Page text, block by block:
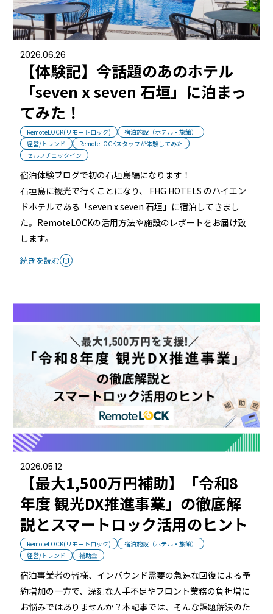
2026.06.26
【体験記】今話題のあのホテル
「seven x seven 石垣」に泊まっ
てみた！
RemoteLOCK(リモートロック)
宿泊施設（ホテル・旅館）
経営/トレンド
RemoteLOCKスタッフが体験してみた
セルフチェックイン
宿泊体験ブログで初の石垣島編になります！
石垣島に観光で行くことになり、 FHG HOTELS のハイエン
ドホテルである「seven x seven 石垣」に宿泊してきまし
た。RemoteLOCKの活用方法や施設のレポートをお届け致
します。
続きを読む
2026.05.12
【最大1,500万円補助】「令和8
年度 観光DX推進事業」の徹底解
説とスマートロック活用のヒント
RemoteLOCK(リモートロック)
宿泊施設（ホテル・旅館）
経営/トレンド
補助金
宿泊事業者の皆様、インバウンド需要の急速な回復による予
約増加の一方で、深刻な人手不足やフロント業務の負担増に
お悩みではありませんか？本記事では、そんな課題解決のた
ご質問
寄せられた
介します
RemoteLOCKって何が
できるの？をご紹介します
業種別の活用
お客様の声
セミナー
RemoteLOCKの活用術や業界別の最新事例をご紹介など、不
定期で開催しています。
5分でわかる！RemoteLOCKの特徴と機能について
3分でわかる！RemoteLOCK機種の選び方動画
はじめての方におすすめの記事
スマートロックと結露・錆（サビ）の問題
を徹底解説！防水・防錆について知ってお
きたいこと
そ、ビジネスにスマートロック！
続きを読む
スマートロックとは？カギのIoT化、仕組み
とメリットを解説！
続きを読む